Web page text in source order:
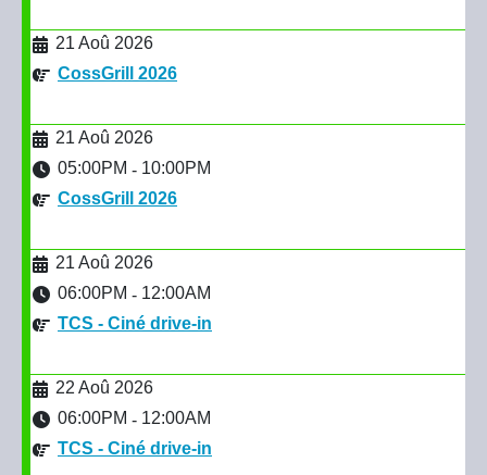
21 Aoû 2026
CossGrill 2026
21 Aoû 2026
05:00PM - 10:00PM
CossGrill 2026
21 Aoû 2026
06:00PM - 12:00AM
TCS - Ciné drive-in
22 Aoû 2026
06:00PM - 12:00AM
TCS - Ciné drive-in